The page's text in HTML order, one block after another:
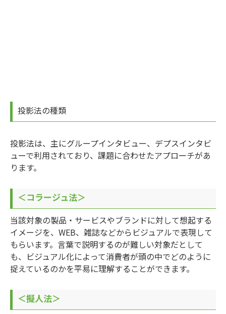
投影法の種類
投影法は、主にグループインタビュー、デプスインタビ
ューで利用されており、課題に合わせたアプローチがあ
ります。
＜コラージュ法＞
当該対象の製品・サービスやブランドに対して想起する
イメージを、WEB、雑誌などからビジュアルで表現して
もらいます。言葉で説明するのが難しい対象だとして
も、ビジュアル化によって消費者が頭の中でどのように
捉えているのかを平易に理解することができます。
＜擬人法＞